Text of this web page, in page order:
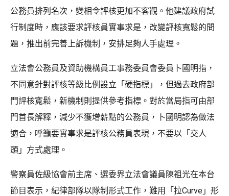
公務員排列名次，變相令評核更加不客觀。他建議政府試
行制度時，應該要求評核員實事求是，改變評核寬鬆的問
題，推出前完善上訴機制，安排足夠人手處理。
立法會公務員及資助機構員工事務委員會委員卜國明指，
不同意針對評核等級比例設立「硬指標」，但過去政府部
門評核寬鬆，新機制則提供參考指標。對於當局指可由部
門首長解釋，減少不獲增薪點的公務員，卜國明認為做法
適合，呼籲要實事求是評核公務員表現，不要以「交人
頭」方式處理。
警察員佐級協會前主席、選委界立法會議員陳祖光在本台
節目表示，紀律部隊以隊制形式工作，難用「拉Curve」形